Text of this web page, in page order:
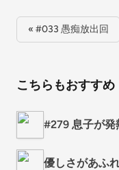
« #033 愚痴放出回
こちらもおすすめ
#279 息子が発
優しさがあふ